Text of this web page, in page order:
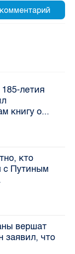
185-летия
книгу о...
кто
с Путиным
вершат
заявил, что